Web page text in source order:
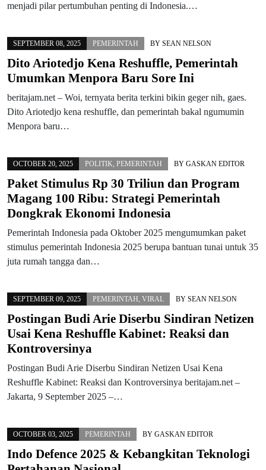
menjadi pilar pertumbuhan penting di Indonesia.…
SEPTEMBER 08, 2025 PEMERINTAH BY SEAN NELSON
Dito Ariotedjo Kena Reshuffle, Pemerintah
Umumkan Menpora Baru Sore Ini
beritajam.net – Woi, ternyata berita terkini bikin geger nih, gaes.
Dito Ariotedjo kena reshuffle, dan pemerintah bakal ngumumin
Menpora baru…
OCTOBER 20, 2025 POLITIK, PEMERINTAH BY GASKAN EDITOR
Paket Stimulus Rp 30 Triliun dan Program
Magang 100 Ribu: Strategi Pemerintah
Dongkrak Ekonomi Indonesia
Pemerintah Indonesia pada Oktober 2025 mengumumkan paket
stimulus pemerintah Indonesia 2025 berupa bantuan tunai untuk 35
juta rumah tangga dan…
SEPTEMBER 09, 2025 PEMERINTAH, VIRAL BY SEAN NELSON
Postingan Budi Arie Diserbu Sindiran Netizen
Usai Kena Reshuffle Kabinet: Reaksi dan
Kontroversinya
Postingan Budi Arie Diserbu Sindiran Netizen Usai Kena
Reshuffle Kabinet: Reaksi dan Kontroversinya beritajam.net –
Jakarta, 9 September 2025 –…
OCTOBER 03, 2025 PEMERINTAH BY GASKAN EDITOR
Indo Defence 2025 & Kebangkitan Teknologi